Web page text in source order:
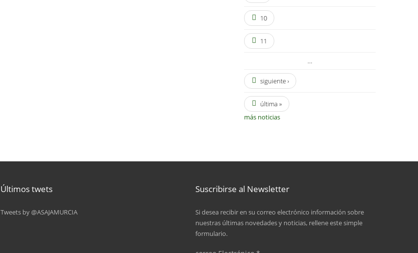
10
11
…
siguiente ›
última »
más noticias
Últimos twets
Tweets by @ASAJAMURCIA
Suscribirse al Newsletter
Si desea recibir en su correo electrónico información sobre
nuestras últimas novedades y noticias, rellene este simple
formulario.